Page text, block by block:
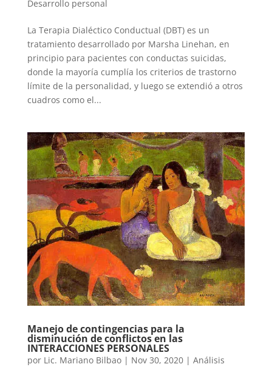
Desarrollo personal
La Terapia Dialéctico Conductual (DBT) es un
tratamiento desarrollado por Marsha Linehan, en
principio para pacientes con conductas suicidas,
donde la mayoría cumplía los criterios de trastorno
límite de la personalidad, y luego se extendió a otros
cuadros como el...
Manejo de contingencias para la
disminución de conflictos en las
INTERACCIONES PERSONALES
por Lic. Mariano Bilbao| Nov 30, 2020| Análisis